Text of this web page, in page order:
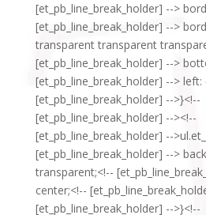
[et_pb_line_break_holder] -->
[et_pb_line_break_holder] -->
transparent transparent
[et_pb_line_break_holder] -->
[et_pb_line_break_holder] --> left:
[et_pb_line_break_holder] -->}<!--
[et_pb_line_break_holder] --><!--
[et_pb_line_break_holder] --
[et_pb_line_break_holder] -->
transparent;<!--
center;<!--
[et_pb_line_break_holder] -->}<!--